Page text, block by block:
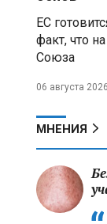
ЕС
факт, что
Союза
06 августа
МНЕНИЯ